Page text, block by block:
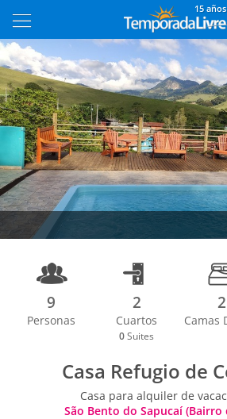
15 años
9
Personas
2
Cuartos
0 Suites
2
Camas
Casa Refugio de
Casa para alquiler de
São Bento do Sapucaí